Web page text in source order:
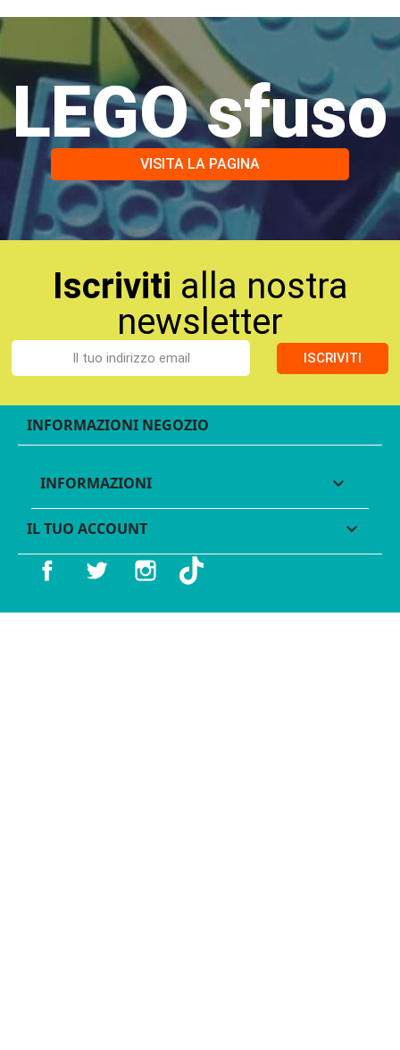
LEGO sfuso
VISITA LA PAGINA
Iscriviti alla nostra
newsletter
ISCRIVITI
INFORMAZIONI NEGOZIO
INFORMAZIONI 
IL TUO ACCOUNT 
Facebook Twitter Instagram